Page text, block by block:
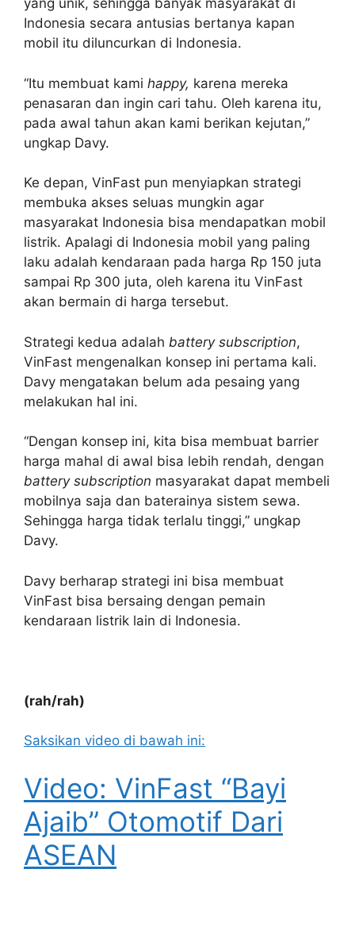
yang unik, sehingga banyak masyarakat di
Indonesia secara antusias bertanya kapan
mobil itu diluncurkan di Indonesia.
“Itu membuat kami happy, karena mereka
penasaran dan ingin cari tahu. Oleh karena itu,
pada awal tahun akan kami berikan kejutan,”
ungkap Davy.
Ke depan, VinFast pun menyiapkan strategi
membuka akses seluas mungkin agar
masyarakat Indonesia bisa mendapatkan mobil
listrik. Apalagi di Indonesia mobil yang paling
laku adalah kendaraan pada harga Rp 150 juta
sampai Rp 300 juta, oleh karena itu VinFast
akan bermain di harga tersebut.
Strategi kedua adalah battery subscription,
VinFast mengenalkan konsep ini pertama kali.
Davy mengatakan belum ada pesaing yang
melakukan hal ini.
“Dengan konsep ini, kita bisa membuat barrier
harga mahal di awal bisa lebih rendah, dengan
battery subscription masyarakat dapat membeli
mobilnya saja dan baterainya sistem sewa.
Sehingga harga tidak terlalu tinggi,” ungkap
Davy.
Davy berharap strategi ini bisa membuat
VinFast bisa bersaing dengan pemain
kendaraan listrik lain di Indonesia.
(rah/rah)
Saksikan video di bawah ini:
Video: VinFast “Bayi
Ajaib” Otomotif Dari
ASEAN